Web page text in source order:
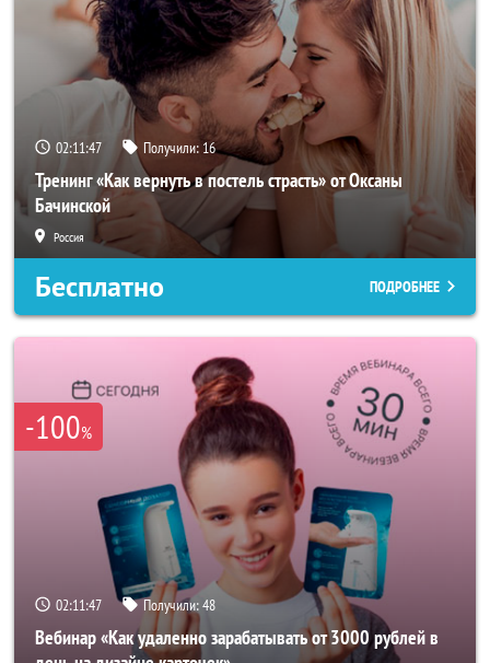
02:11:46 Получили: 16
Тренинг «Как вернуть в постель страсть» от Оксаны
Бачинской
Россия
Бесплатно ПОДРОБНЕЕ
-100%
02:11:46 Получили:48
Вебинар «Как удаленно зарабатывать от 3000 рублей в